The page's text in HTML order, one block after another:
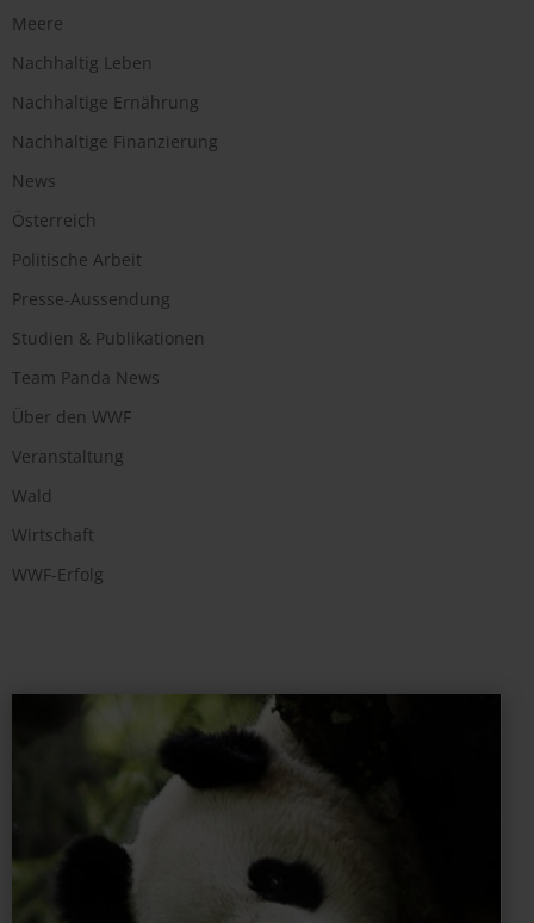
Meere
Nachhaltig Leben
Nachhaltige Ernährung
Nachhaltige Finanzierung
News
Österreich
Politische Arbeit
Presse-Aussendung
Studien & Publikationen
Team Panda News
Über den WWF
Veranstaltung
Wald
Wirtschaft
WWF-Erfolg